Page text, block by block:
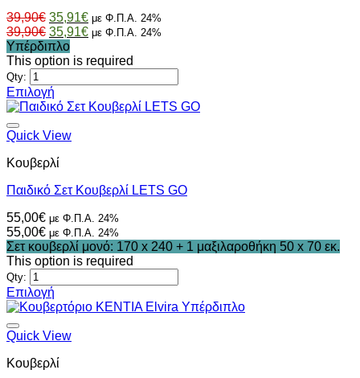
επιλεγούν
στη
σελίδα
του
προϊόντος
39,90€ Original
price
was:
39,90€.
35,91€Η
τρέχουσα
είναι:
με Φ.Π.Α. 24%
39,90€ Original
price
was:
35,91€Η
τιμή
35,91€.
με Φ.Π.Α. 24%
Υπέρδιπλο
This option is required
Qty:
Επιλογή
Αυτό
το
προϊόν
πολλαπλές
Οι
μπορούν
να
επιλεγούν
στη
σελίδα
του
προϊόντος
Quick View
Κουβερλί
Παιδικό Σετ Κουβερλί LETS GO
55,00€ με Φ.Π.Α. 24%
55,00€ με Φ.Π.Α. 24%
Σετ κουβερλί μονό: 170 x 240 + 1 μαξιλαροθήκη 50 x 70 εκ.
This option is required
Qty:
Επιλογή
Αυτό
το
προϊόν
πολλαπλές
Quick View
Κουβερλί